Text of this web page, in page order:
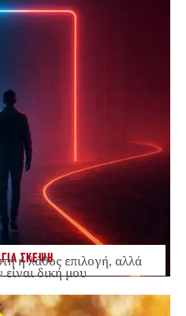
ΣΚΕΨΗ
ή λάθος επιλογή, αλλά
είναι δική μου